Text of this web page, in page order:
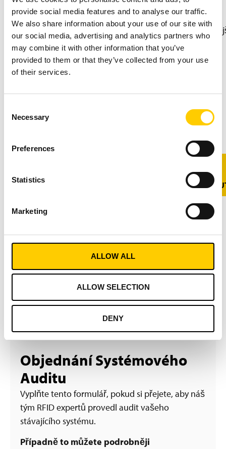
provide social media features and to analyse our traffic.
We also share information about your use of our site with
our social media, advertising and analytics partners who
may combine it with other information that you’ve
provided to them or that they’ve collected from your use
of their services.
Selection
Necessary
Preferences
Statistics
Marketing
ALLOW ALL
ALLOW SELECTION
DENY
technologii.
My
vám ji
zjednodušíme
a
provedeme
k
procesně
VÍCE
řešení.
Náš
odborník
vás
navštíví,
porozuměl
RFID
systém,
vybrané
tagy,
čtečky
software
vše –
od
sledovacích
technologií
model,
který
používáme.
VÍCE &
Zarezervujte si systémový
audit
Objednání Systémového
Auditu
Vyplňte tento formulář, pokud si přejete, aby náš
tým RFID expertů provedl audit vašeho
stávajícího systému.
Případně to můžete podrobněji